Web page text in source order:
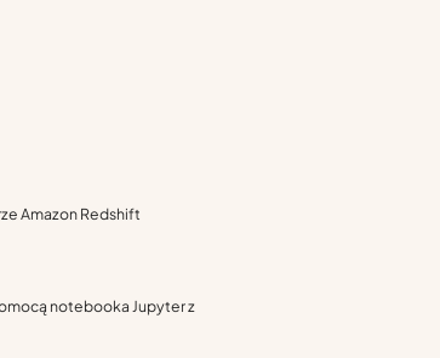
Amazon Redshift
notebooka Jupyter z